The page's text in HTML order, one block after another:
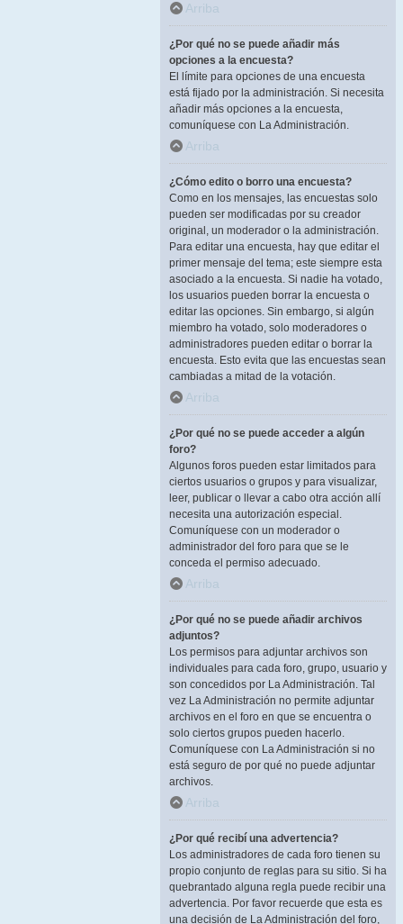
Arriba
¿Por qué no se puede añadir más
opciones a la encuesta?
El límite para opciones de una encuesta
está fijado por la administración. Si necesita
añadir más opciones a la encuesta,
comuníquese con La Administración.
Arriba
¿Cómo edito o borro una encuesta?
Como en los mensajes, las encuestas solo
pueden ser modificadas por su creador
original, un moderador o la administración.
Para editar una encuesta, hay que editar el
primer mensaje del tema; este siempre esta
asociado a la encuesta. Si nadie ha votado,
los usuarios pueden borrar la encuesta o
editar las opciones. Sin embargo, si algún
miembro ha votado, solo moderadores o
administradores pueden editar o borrar la
encuesta. Esto evita que las encuestas sean
cambiadas a mitad de la votación.
Arriba
¿Por qué no se puede acceder a algún
foro?
Algunos foros pueden estar limitados para
ciertos usuarios o grupos y para visualizar,
leer, publicar o llevar a cabo otra acción allí
necesita una autorización especial.
Comuníquese con un moderador o
administrador del foro para que se le
conceda el permiso adecuado.
Arriba
¿Por qué no se puede añadir archivos
adjuntos?
Los permisos para adjuntar archivos son
individuales para cada foro, grupo, usuario y
son concedidos por La Administración. Tal
vez La Administración no permite adjuntar
archivos en el foro en que se encuentra o
solo ciertos grupos pueden hacerlo.
Comuníquese con La Administración si no
está seguro de por qué no puede adjuntar
archivos.
Arriba
¿Por qué recibí una advertencia?
Los administradores de cada foro tienen su
propio conjunto de reglas para su sitio. Si ha
quebrantado alguna regla puede recibir una
advertencia. Por favor recuerde que esta es
una decisión de La Administración del foro,